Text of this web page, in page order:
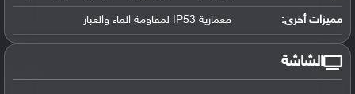
مميزات أخرى: معمارية IP53 لمقاومة الماء والغبار
الشاشة